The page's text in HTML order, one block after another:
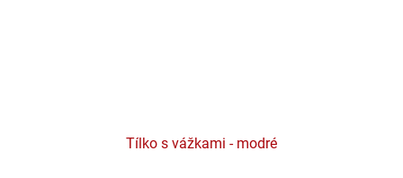
Tílko s vážkami - modré